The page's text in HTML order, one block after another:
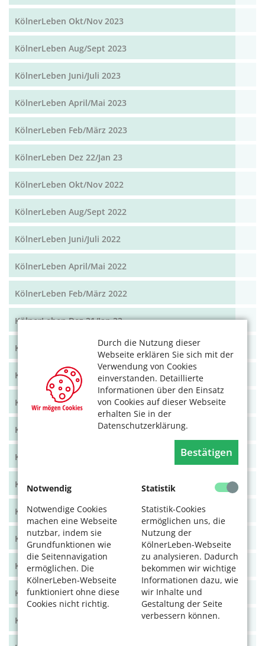
Durch die Nutzung dieser
Webseite erklären Sie sich mit der
Verwendung von Cookies
einverstanden. Detaillierte
Informationen über den Einsatz
von Cookies auf dieser Webseite
erhalten Sie in der
Datenschutzerklärung.
Bestätigen
Notwendig
Notwendige Cookies
machen eine Webseite
nutzbar, indem sie
Grundfunktionen wie
die Seitennavigation
ermöglichen. Die
KölnerLeben-Webseite
funktioniert ohne diese
Cookies nicht richtig.
Statistik
Statistik-Cookies
ermöglichen uns, die
Nutzung der
KölnerLeben-Webseite
zu analysieren. Dadurch
bekommen wir wichtige
Informationen dazu, wie
wir Inhalte und
Gestaltung der Seite
verbessern können.
KölnerLeben Okt/Nov 2023
KölnerLeben Aug/Sept 2023
KölnerLeben Juni/Juli 2023
KölnerLeben April/Mai 2023
KölnerLeben Feb/März 2023
KölnerLeben Dez 22/Jan 23
KölnerLeben Okt/Nov 2022
KölnerLeben Aug/Sept 2022
KölnerLeben Juni/Juli 2022
KölnerLeben April/Mai 2022
KölnerLeben Feb/März 2022
KölnerLeben Dez 21/Jan 22
KölnerLeben Okt/Nov 2021
KölnerLeben Aug/Sept 2021
KölnerLeben Juni/Juli 2021
KölnerLeben April/Mai 2021
KölnerLeben Feb/März 2021
KölnerLeben Dez 20/Jan 21
KölnerLeben Okt/Nov 2020
KölnerLeben Aug/Sept 2020
KölnerLeben Juni/Juli 2020
KölnerLeben April/Mai 2020
KölnerLeben Feb/März 2020